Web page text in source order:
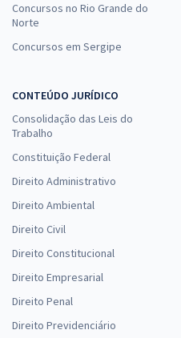
Concursos no Rio Grande do
Norte
Concursos em Sergipe
CONTEÚDO JURÍDICO
Consolidação das Leis do
Trabalho
Constituição Federal
Direito Administrativo
Direito Ambiental
Direito Civil
Direito Constitucional
Direito Empresarial
Direito Penal
Direito Previdenciário